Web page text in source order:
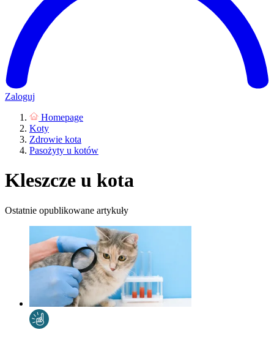
Zaloguj
Homepage
Koty
Zdrowie kota
Pasożyty u kotów
Kleszcze u kota
Ostatnie opublikowane artykuły